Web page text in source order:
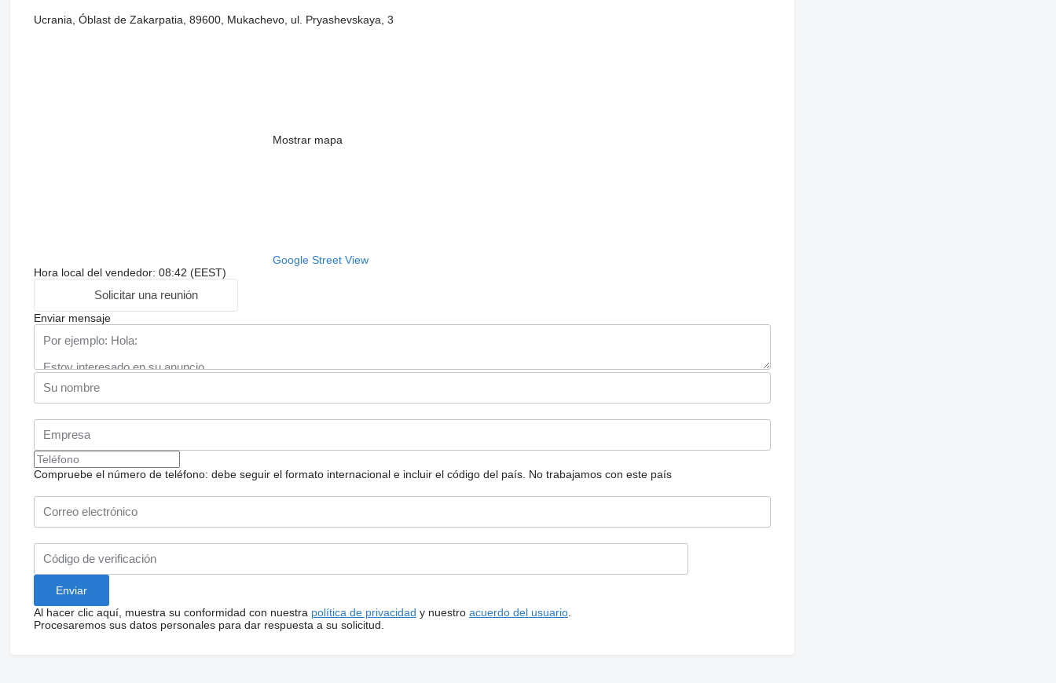
Ucrania, Óblast de Zakarpatia, 89600, Mukachevo, ul. Pryashevskaya, 3
Mostrar mapa
Google Street View
Hora local del vendedor: 08:42 (EEST)
Solicitar una reunión
Enviar mensaje
Compruebe el número de teléfono: debe seguir el formato internacional e incluir el código del país. No trabajamos con este país
Al hacer clic aquí, muestra su conformidad con nuestra política de privacidad y nuestro acuerdo del usuario.
Procesaremos sus datos personales para dar respuesta a su solicitud.